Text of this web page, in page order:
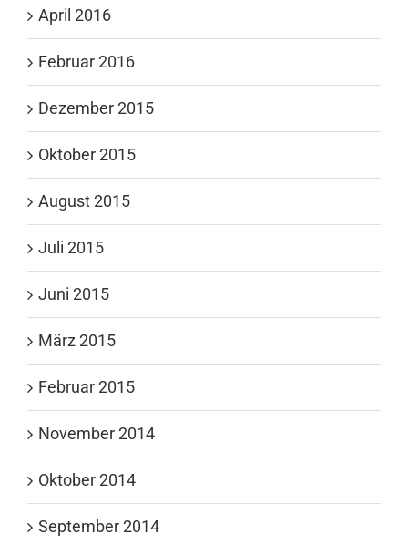
April 2016
Februar 2016
Dezember 2015
Oktober 2015
August 2015
Juli 2015
Juni 2015
März 2015
Februar 2015
November 2014
Oktober 2014
September 2014